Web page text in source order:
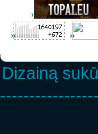
Dizainą